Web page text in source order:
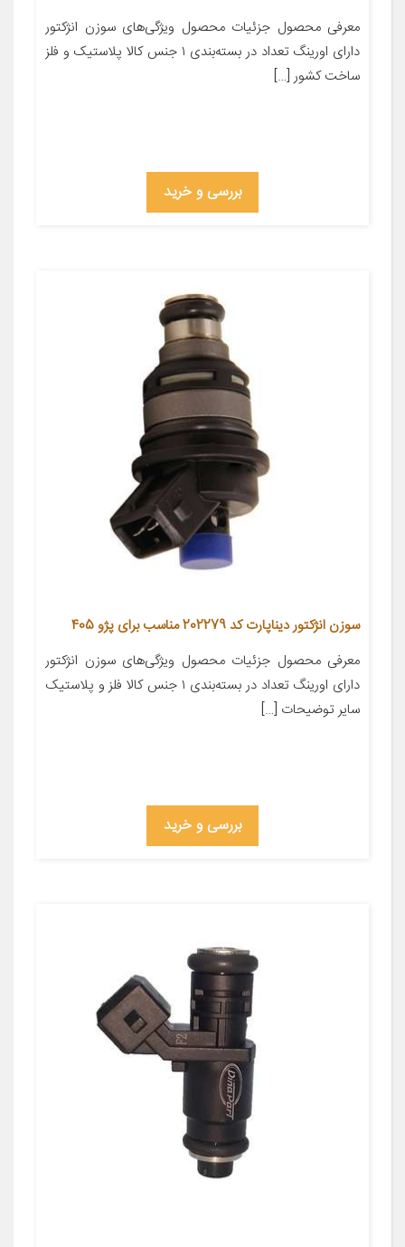
معرفی محصول جزئیات محصول ویژگی‌های سوزن انژکتور
دارای اورینگ تعداد در بسته‌بندی ۱ جنس کالا پلاستیک و فلز
ساخت کشور […]
بررسی و خرید
سوزن انژکتور دیناپارت کد 202279 مناسب برای پژو 405
معرفی محصول جزئیات محصول ویژگی‌های سوزن انژکتور
دارای اورینگ تعداد در بسته‌بندی ۱ جنس کالا فلز و پلاستیک
سایر توضیحات […]
بررسی و خرید